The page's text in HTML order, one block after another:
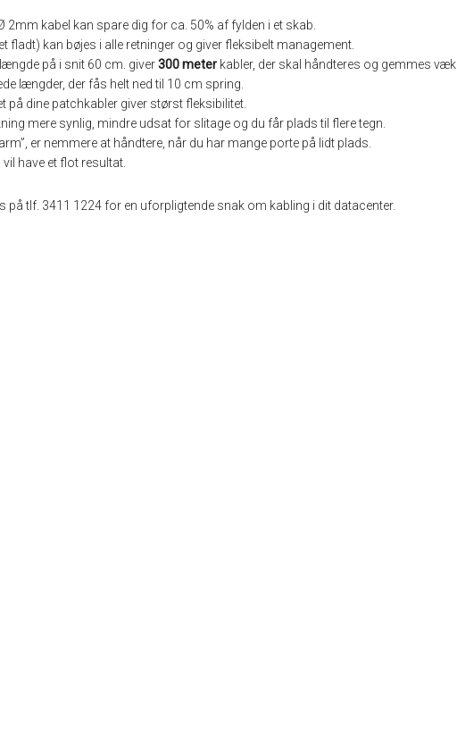
2mm kabel kan spare dig for ca. 50% af fylden i et skab.
fladt) kan bøjes i alle retninger og giver fleksibelt management.
på i snit 60 cm. giver300 meter kabler, der skal håndteres og gemmes væk.
længder, der fås helt ned til 10 cm spring.
på dine patchkabler giver størst fleksibilitet.
mere synlig, mindre udsat for slitage og du får plads til flere tegn.
er nemmere at håndtere, når du har mange porte på lidt plads.
have et flot resultat.
på tlf. 3411 1224 for en uforpligtende snak om kabling i dit datacenter.